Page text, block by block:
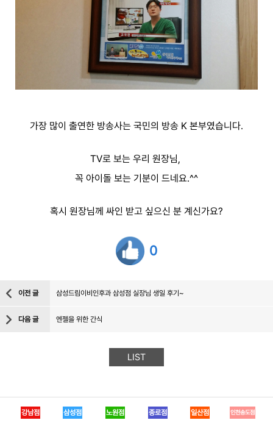
가장 많이 출연한 방송사는 국민의 방송 K 본부였습니다.
TV로 보는 우리 원장님,
꼭 아이돌 보는 기분이 드네요.^^
혹시 원장님께 싸인 받고 싶으신 분 계신가요?
0
이전 글 삼성드림이비인후과 삼성점 실장님 생일 후기~
다음 글 엔젤을 위한 간식
LIST
강남점 삼성점 노원점 종로점 일산점 인천송도점